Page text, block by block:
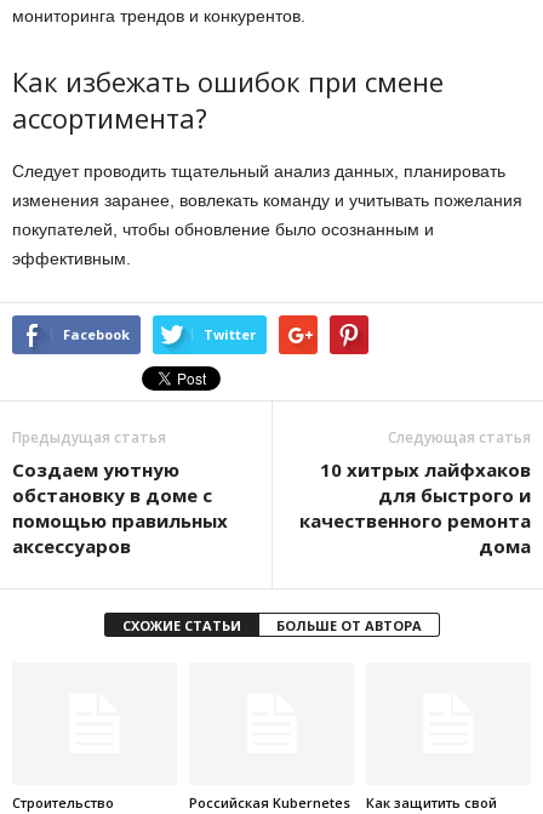
мониторинга трендов и конкурентов.
Как избежать ошибок при смене
ассортимента?
Следует проводить тщательный анализ данных, планировать
изменения заранее, вовлекать команду и учитывать пожелания
покупателей, чтобы обновление было осознанным и
эффективным.
Facebook Twitter
Предыдущая статья
Создаем уютную
обстановку в доме с
помощью правильных
аксессуаров
Следующая статья
10 хитрых лайфхаков
для быстрого и
качественного ремонта
дома
СХОЖИЕ СТАТЬИ БОЛЬШЕ ОТ АВТОРА
Строительство Российская Kubernetes Как защитить свой